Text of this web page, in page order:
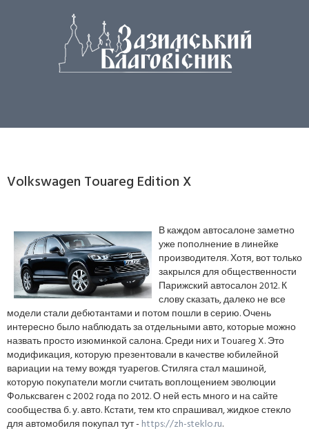
Volkswagen Touareg Edition X
В каждом автосалоне заметно
уже пополнение в линейке
производителя. Хотя, вот только
закрылся для общественности
Парижский автосалон 2012. К
слову сказать, далеко не все
модели стали дебютантами и потом пошли в серию. Очень
интересно было наблюдать за отдельными авто, которые можно
назвать просто изюминкой салона. Среди них и Touareg X. Это
модификация, которую презентовали в качестве юбилейной
вариации на тему вождя туарегов. Стиляга стал машиной,
которую покупатели могли считать воплощением эволюции
Фольксваген с 2002 года по 2012. О ней есть много и на сайте
сообщества б. у. авто. Кстати, тем кто спрашивал, жидкое стекло
для автомобиля покупал тут - https://zh-steklo.ru.